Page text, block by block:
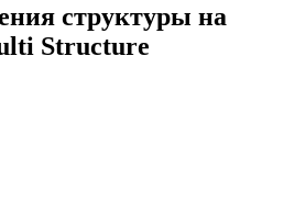
структуры на
Structure